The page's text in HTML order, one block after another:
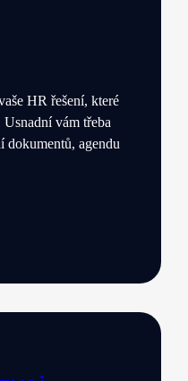
HR řešení, které
vám třeba
dokumentů,agendu